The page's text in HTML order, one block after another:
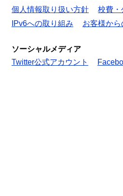
個人情報取り扱い方針
校費・
IPv6への取り組み
お客様から
ソーシャルメディア
Twitter公式アカウント